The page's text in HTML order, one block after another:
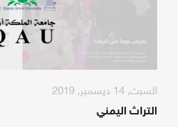
السبت, 14 ديسمبر, 2019
التراث اليمني